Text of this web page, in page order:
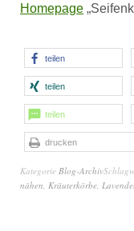
Homepage
teilen
teilen
teilen
drucken
Kategorie Blog-Archiv
nähen, Kräuterkörbe,